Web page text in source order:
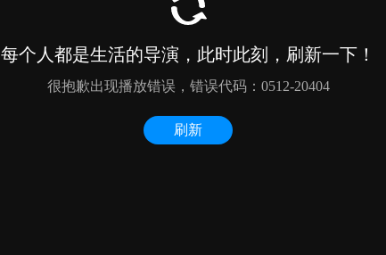
每个人都是生活的导演，此时此刻，刷新一下！
很抱歉出现播放错误，错误代码：0512-20404
刷新